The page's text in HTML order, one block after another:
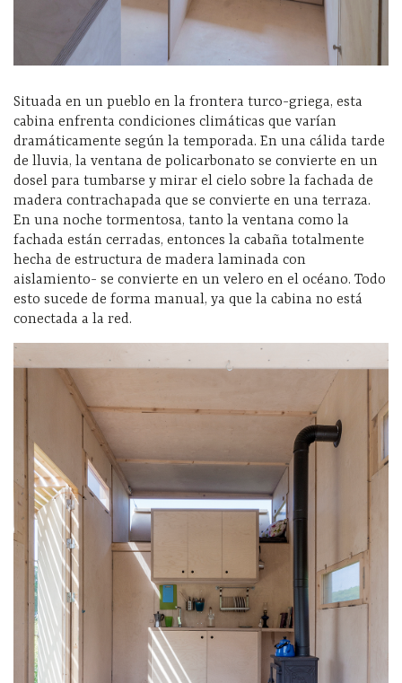
Situada en un pueblo en la frontera turco-griega, esta
cabina enfrenta condiciones climáticas que varían
dramáticamente según la temporada. En una cálida tarde
de lluvia, la ventana de policarbonato se convierte en un
dosel para tumbarse y mirar el cielo sobre la fachada de
madera contrachapada que se convierte en una terraza.
En una noche tormentosa, tanto la ventana como la
fachada están cerradas, entonces la cabaña totalmente
hecha de estructura de madera laminada con
aislamiento- se convierte en un velero en el océano. Todo
esto sucede de forma manual, ya que la cabina no está
conectada a la red.